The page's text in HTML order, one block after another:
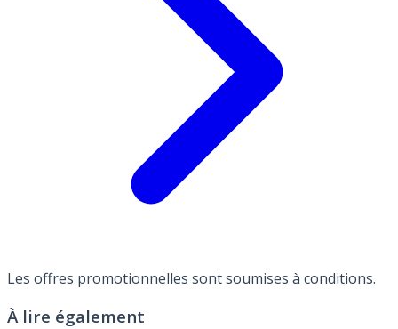
Les offres promotionnelles sont soumises à conditions.
À lire également